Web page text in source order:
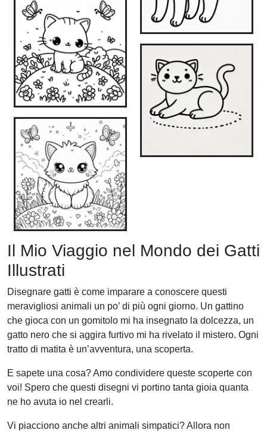
Il Mio Viaggio nel Mondo dei Gatti
Illustrati
Disegnare gatti è come imparare a conoscere questi
meravigliosi animali un po’ di più ogni giorno. Un gattino
che gioca con un gomitolo mi ha insegnato la dolcezza, un
gatto nero che si aggira furtivo mi ha rivelato il mistero. Ogni
tratto di matita è un’avventura, una scoperta.
E sapete una cosa? Amo condividere queste scoperte con
voi! Spero che questi disegni vi portino tanta gioia quanta
ne ho avuta io nel crearli.
Vi piacciono anche altri animali simpatici? Allora non